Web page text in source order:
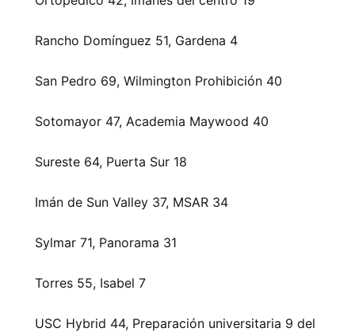
Rancho Domínguez 51, Gardena 4
San Pedro 69, Wilmington Prohibición 40
Sotomayor 47, Academia Maywood 40
Sureste 64, Puerta Sur 18
Imán de Sun Valley 37, MSAR 34
Sylmar 71, Panorama 31
Torres 55, Isabel 7
USC Hybrid 44, Preparación universitaria 9 del